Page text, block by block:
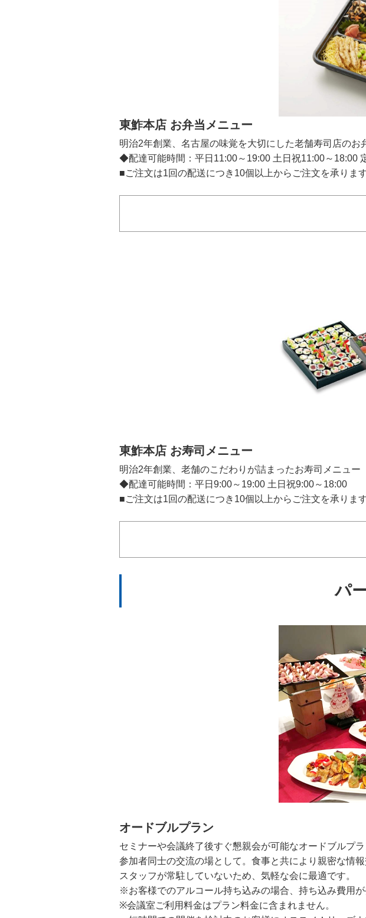
東鮓本店 お弁当メニュー
明治2年創業、名古屋の味覚を大切にした老舗寿司店のお
◆配達可能時間：平日11:00～19:00 土日祝11:00～18:00
■ご注文は1回の配送につき10個以上からご注文を承りま
東鮓本店 お寿司メニュー
明治2年創業、老舗のこだわりが詰まったお寿司メニュー
◆配達可能時間：平日9:00～19:00 土日祝9:00～18:00
■ご注文は1回の配送につき10個以上からご注文を承りま
パ
オードブルプラン
セミナーや会議終了後すぐ懇親会が可能なオードブルプラ
参加者同士の交流の場として。食事と共により親密な情報
スタッフが常駐していないため、気軽な会に最適です。
※お客様でのアルコール持ち込みの場合、持ち込み費用が
※会議室ご利用料金はプラン料金に含まれません。